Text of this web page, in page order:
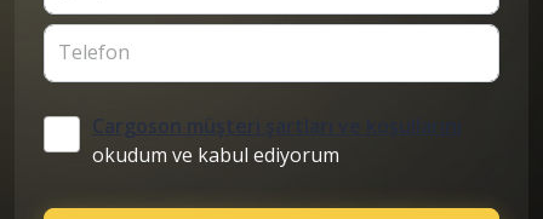
Telefon
Cargoson müşteri şartları ve koşullarını
okudum ve kabul ediyorum